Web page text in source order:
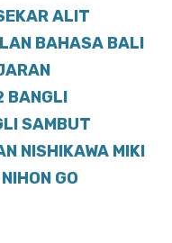
ALIT
BAHASA BALI
SAMBUT
NISHIKAWA MIKI
GO